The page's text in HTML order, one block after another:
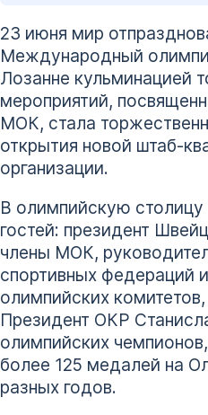
23 июня мир
Международный
Лозанне кульминацией
мероприятий,
МОК, стала
открытия новой штаб-
организации.
В олимпийскую столицу
гостей: президент
члены МОК,
спортивных федераций
олимпийских
Президент ОКР
олимпийских
более 125 медалей на
разных годов.